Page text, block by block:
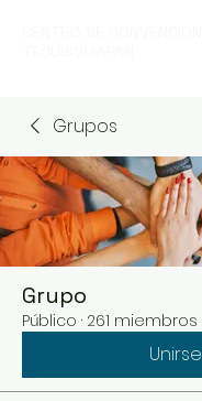
Grupos
Grupo
Público · 261 miembros
Unirse